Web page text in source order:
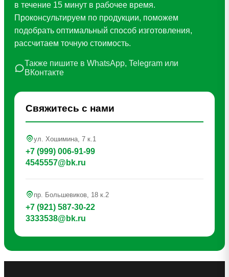
в течение 15 минут в рабочее время.
Проконсультируем по продукции, поможем
подобрать оптимальный способ изготовления,
рассчитаем точную стоимость.
Также пишите в WhatsApp, Telegram или
ВКонтакте
Свяжитесь с нами
ул. Хошимина, 7 к.1
+7 (999) 006-91-99
4545557@bk.ru
пр. Большевиков, 18 к.2
+7 (921) 587-30-22
3333538@bk.ru